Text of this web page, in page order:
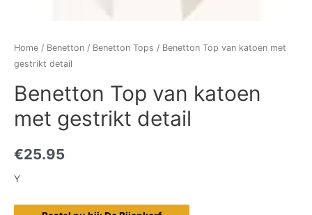
Home / Benetton / Benetton Tops / Benetton Top van katoen met
gestrikt detail
Benetton Top van katoen
met gestrikt detail
€25.95
Y